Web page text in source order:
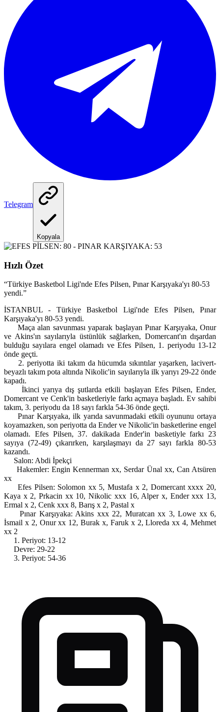
Telegram
Kopyala
Hızlı Özet
“Türkiye Basketbol Ligi'nde Efes Pilsen, Pınar Karşıyaka'yı 80-53
yendi.”
İSTANBUL - Türkiye Basketbol Ligi'nde Efes Pilsen, Pınar
Karşıyaka'yı 80-53 yendi.
Maça alan savunması yaparak başlayan Pınar Karşıyaka, Onur
ve Akins'ın sayılarıyla üstünlük sağlarken, Domercant'ın dışardan
bulduğu sayılara engel olamadı ve Efes Pilsen, 1. periyodu 13-12
önde geçti.
2. periyotta iki takım da hücumda sıkıntılar yaşarken, lacivert-
beyazlı takım pota altında Nikolic'in sayılarıyla ilk yarıyı 29-22 önde
kapadı.
İkinci yarıya dış şutlarda etkili başlayan Efes Pilsen, Ender,
Domercant ve Cenk'in basketleriyle farkı açmaya başladı. Ev sahibi
takım, 3. periyodu da 18 sayı farkla 54-36 önde geçti.
Pınar Karşıyaka, ilk yarıda savunmadaki etkili oyununu ortaya
koyamazken, son periyotta da Ender ve Nikolic'in basketlerine engel
olamadı. Efes Pilsen, 37. dakikada Ender'in basketiyle farkı 23
sayıya (72-49) çıkarırken, karşılaşmayı da 27 sayı farkla 80-53
kazandı.
Salon: Abdi İpekçi
Hakemler: Engin Kennerman xx, Serdar Ünal xx, Can Atsüren
xx
Efes Pilsen: Solomon xx 5, Mustafa x 2, Domercant xxxx 20,
Kaya x 2, Prkacin xx 10, Nikolic xxx 16, Alper x, Ender xxx 13,
Ermal x 2, Cenk xxx 8, Barış x 2, Pastal x
Pınar Karşıyaka: Akins xxx 22, Muratcan xx 3, Lowe xx 6,
İsmail x 2, Onur xx 12, Burak x, Faruk x 2, Lloreda xx 4, Mehmet
xx 2
1. Periyot: 13-12
Devre: 29-22
3. Periyot: 54-36